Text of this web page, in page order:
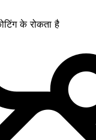
के रोकता है